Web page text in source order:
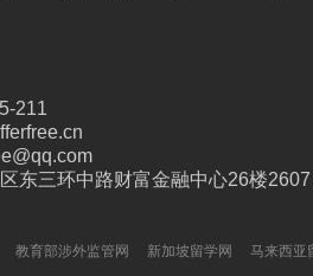
教育部涉外监管网 新加坡留学网 马来西亚
211
东三环中路财富金融中心26楼2607